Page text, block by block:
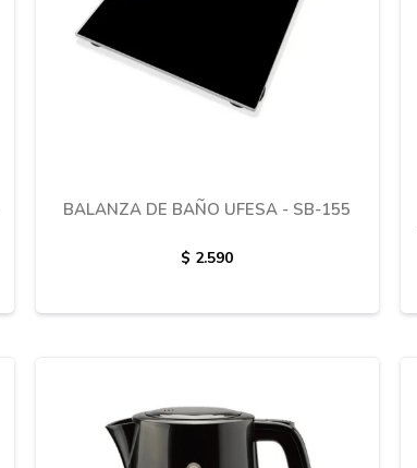
BALANZA DE BAÑO UFESA - SB-155
$ 2.590